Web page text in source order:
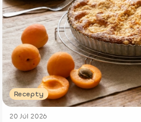
Recepty
20 Júl 2026